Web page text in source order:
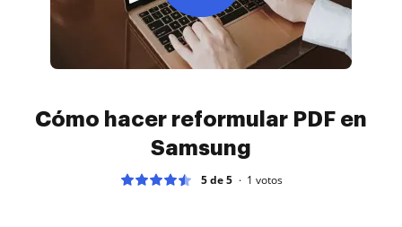
Cómo hacer reformular PDF en
Samsung
5 de 5 1 votos